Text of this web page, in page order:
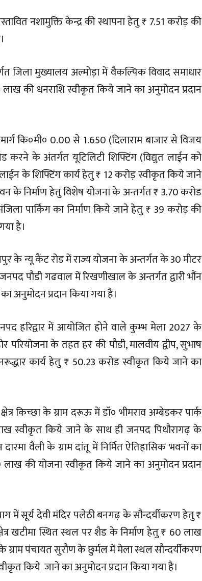
नशामुक्ति केन्द्र की स्थापना हेतु ₹ 7.51 करोड़ की
जिला मुख्यालय अल्मोड़ा में वैकल्पिक विवाद समाधार
की धनराशि स्वीकृत किये जाने का अनुमोदन प्रदान
कि०मी० 0.00 से 1.650 (दिलाराम बाजार से विजय
के अंतर्गत यूटिलिटी शिफ्टिंग (विद्युत लाईन को
के शिफ्टिंग कार्य हेतु ₹ 12 करोड़ स्वीकृत किये जाने
के निर्माण हेतु विशेष योेजना के अन्तर्गत ₹ 3.70 करोड
पार्किंग का निर्माण किये जाने हेतु ₹ 39 करोड़ की
है।
के न्यू कैंट रोड में राज्य योजना के अन्तर्गत के 30 मीटर
पौडी गढवाल में रिखणीखाल के अन्तर्गत द्वारी भौंन
अनुमोदन प्रदान किया गया है।
हरिद्वार में आयोजित होने वाले कुम्भ मेला 2027 के
के तहत हर की पौडी, मालवीय द्वीप, सुभाष
कार्य हेतु ₹ 50.23 करोड स्वीकृत किये जाने का
किच्छा के ग्राम दरूऊ में डॉ० भीमराव अम्बेडकर पार्क
स्वीकृत किये जाने के साथ ही जनपद पिथौरागढ़ के
वैली के ग्राम दांतू में निर्मित ऐतिहासिक भवनों का
लाख की योजना स्वीकृत किये जाने का अनुमोदन प्रदान
में सूर्य देवी मंदिर पलेठी बनगढ़ के सौन्दर्यीकरण हेतु ₹
खटीमा स्थित स्थल पर शैड के निर्माण हेतु ₹ 60 लाख
ग्राम पंचायत सुरौण के छुर्मल में मेला स्थल सौन्दर्यीकरण
किये जाने का अनुमोदन प्रदान किया गया है।